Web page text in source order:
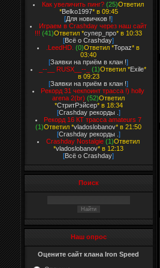
Как увеличить пинг? (25)Ответил
*Belko1997* в 09:45
[Для новичков !]
Играем в Crashday через наш сайт
!!! (41)Ответил *супер_про* в 10:33
[Всё о Crashday]
.LeedHD. (0)Ответил *Topaz* в
03:40
[Заявки на приём в клан !]
_--__ RUSX__--_
(1)Ответил *Exile*
в 09:23
[Заявки на приём в клан !]
Рекорд 31 чекпоинт трасса !) holly
arena 2(br) (52)Ответил
*СтритРэйсер* в 18:34
[Crashday рекорды . ]
Рекорд 16 КТ трасса amateurs 7
(1)Ответил *vladoslobanov* в 21:50
[Crashday рекорды . ]
Crashday Nostalgie (1)Ответил
*vladoslobanov* в 12:13
[Всё о Crashday]
Поиск
Наш опрос
Оцените сайт клана Iron Speed